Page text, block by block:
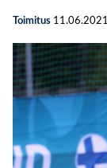
Toimitus 11.06.2021